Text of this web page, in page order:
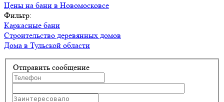
Цены на бани в Новомосковсе
Фильтр:
Каркасные бани
Строительство деревянных домов
Дома в Тульской области
Отправить сообщение